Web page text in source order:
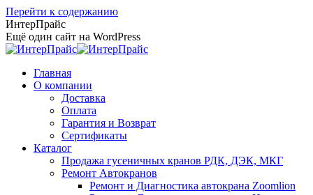
Перейти к содержанию
ИнтерПрайс
Ещё один сайт на WordPress
Главная
О компании
Доставка
Оплата
Гарантия и Возврат
Сертификаты
Каталог
Продажа гусеничных кранов РДК, ДЭК, МКГ
Ремонт Автокранов
Ремонт и Диагностика автокрана Zoomlion